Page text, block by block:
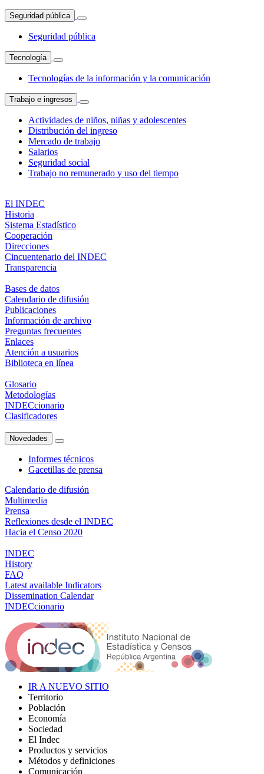
Seguridad pública
Seguridad pública
Tecnología
Tecnologías de la información y la comunicación
Trabajo e ingresos
Actividades de niños, niñas y adolescentes
Distribución del ingreso
Mercado de trabajo
Salarios
Seguridad social
Trabajo no remunerado y uso del tiempo
El INDEC
Historia
Sistema Estadístico
Cooperación
Direcciones
Cincuentenario del INDEC
Transparencia
Bases de datos
Calendario de difusión
Publicaciones
Información de archivo
Preguntas frecuentes
Enlaces
Atención a usuarios
Biblioteca en línea
Glosario
Metodologías
INDECcionario
Clasificadores
Novedades
Informes técnicos
Gacetillas de prensa
Calendario de difusión
Multimedia
Prensa
Reflexiones desde el INDEC
Hacia el Censo 2020
INDEC
History
FAQ
Latest available Indicators
Dissemination Calendar
INDECcionario
IR A NUEVO SITIO
Territorio
Población
Economía
Sociedad
El Indec
Productos y servicios
Métodos y definiciones
Comunicación